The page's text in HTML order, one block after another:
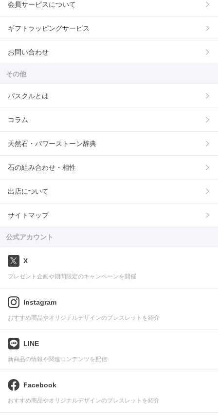
会員サービスについて
ギフトラッピングサービス
お問い合わせ
その他
パスクルとは
コラム
天然石・パワーストーン辞典
石の組み合わせ・相性
出店について
サイトマップ
公式アカウント
X
プレゼント企画や期間限定のキャンペーンを開催
Instagram
おすすめ商品やオリジナルデザインのブレスレットを紹介
LINE
新商品の情報や関連コンテンツを配信
Facebook
おすすめ商品やオリジナルデザインのブレスレットを紹介